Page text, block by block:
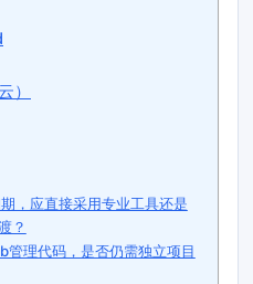
）
，应直接采用专业工具还是
？
管理代码，是否仍需独立项目